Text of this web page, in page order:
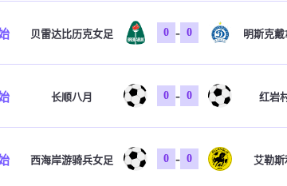
贝雷达比历克女足 0 - 0 明斯克
长顺八月 0 - 0 红岩
西海岸游骑兵女足 0 - 0 艾勒斯